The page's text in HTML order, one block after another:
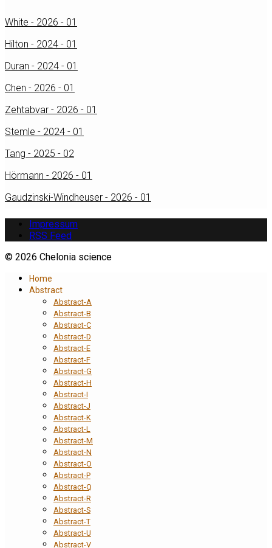
White - 2026 - 01
Hilton - 2024 - 01
Duran - 2024 - 01
Chen - 2026 - 01
Zehtabvar - 2026 - 01
Stemle - 2024 - 01
Tang - 2025 - 02
Hörmann - 2026 - 01
Gaudzinski-Windheuser - 2026 - 01
Impressum
RSS Feed
© 2026 Chelonia science
Home
Abstract
Abstract-A
Abstract-B
Abstract-C
Abstract-D
Abstract-E
Abstract-F
Abstract-G
Abstract-H
Abstract-I
Abstract-J
Abstract-K
Abstract-L
Abstract-M
Abstract-N
Abstract-O
Abstract-P
Abstract-Q
Abstract-R
Abstract-S
Abstract-T
Abstract-U
Abstract-V